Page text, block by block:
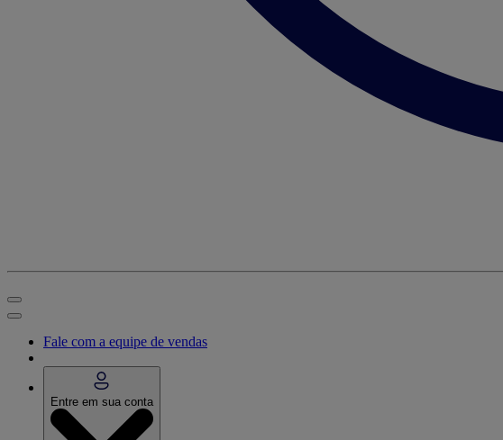
Fale com a equipe de vendas
Entre em sua conta